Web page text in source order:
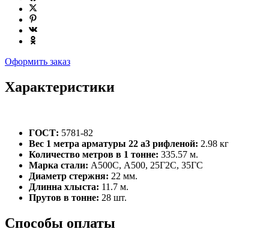
Оформить заказ
Характеристики
ГОСТ: 5781-82
Вес 1 метра арматуры 22 а3 рифленой: 2.98 кг
Количество метров в 1 тонне: 335.57 м.
Марка стали: А500С, А500, 25Г2С, 35ГС
Диаметр стержня: 22 мм.
Длинна хлыста: 11.7 м.
Прутов в тонне: 28 шт.
Способы оплаты